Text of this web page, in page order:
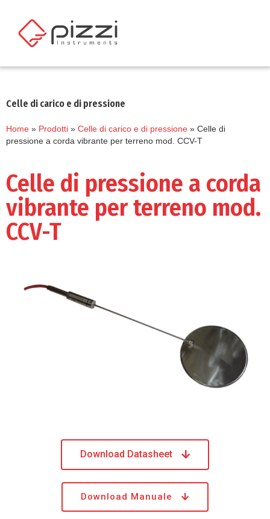
Celle di carico e di pressione
Home » Prodotti » Celle di carico e di pressione » Celle di
pressione a corda vibrante per terreno mod. CCV-T
Celle di pressione a corda
vibrante per terreno mod.
CCV-T
Download Datasheet
Download Manuale